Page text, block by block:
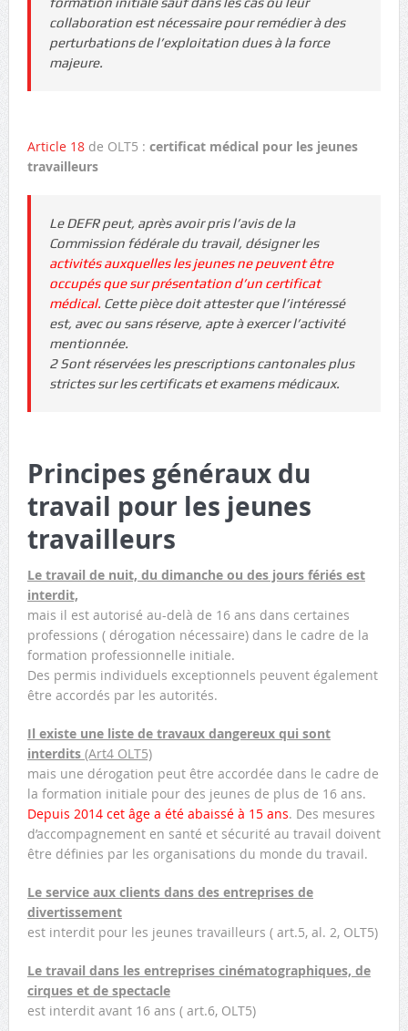
collaboration est nécessaire pour remédier à des
perturbations de l’exploitation dues à la force
majeure.
Article 18 de OLT5 : certificat médical pour les jeunes
travailleurs
Le DEFR peut, après avoir pris l’avis de la
Commission fédérale du travail, désigner les
activités auxquelles les jeunes ne peuvent être
occupés que sur présentation d’un certificat
médical. Cette pièce doit attester que l’intéressé
est, avec ou sans réserve, apte à exercer l’activité
mentionnée.
2 Sont réservées les prescriptions cantonales plus
strictes sur les certificats et examens médicaux.
Principes généraux du
travail pour les jeunes
travailleurs
Le travail de nuit, du dimanche ou des jours fériés est
interdit,
mais il est autorisé au-delà de 16 ans dans certaines
professions ( dérogation nécessaire) dans le cadre de la
formation professionnelle initiale.
Des permis individuels exceptionnels peuvent également
être accordés par les autorités.
Il existe une liste de travaux dangereux qui sont
interdits (Art4 OLT5)
mais une dérogation peut être accordée dans le cadre de
la formation initiale pour des jeunes de plus de 16 ans.
Depuis 2014 cet âge a été abaissé à 15 ans. Des mesures
d’accompagnement en santé et sécurité au travail doivent
être définies par les organisations du monde du travail.
Le service aux clients dans des entreprises de
divertissement
est interdit pour les jeunes travailleurs ( art.5, al. 2, OLT5)
Le travail dans les entreprises cinématographiques, de
cirques et de spectacle
est interdit avant 16 ans ( art.6, OLT5)